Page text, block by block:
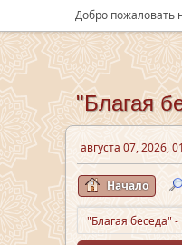
Добро пожаловать
"Благая
августа 07, 2026,
Начало
"Благая беседа"